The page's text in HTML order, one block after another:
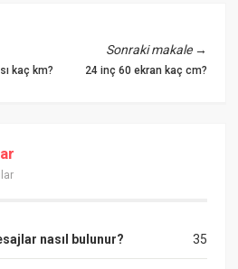
kaç km?
Sonraki makale→
24 inç 60 ekran kaç cm?
35
nasıl bulunur?